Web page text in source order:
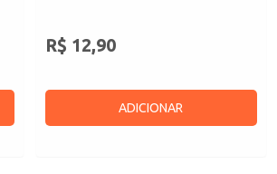
R$ 12,90
ADICIONAR